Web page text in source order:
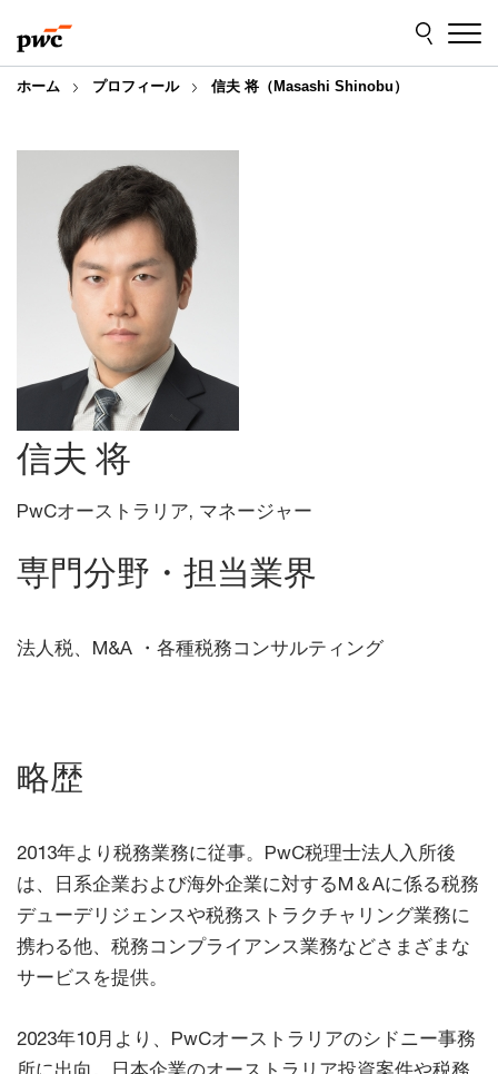
to
content
to
footer
ホーム プロフィール 信夫 将（Masashi Shinobu）
信夫 将
PwCオーストラリア, マネージャー
専門分野・担当業界
法人税、M&A ・各種税務コンサルティング
略歴
2013年より税務業務に従事。PwC税理士法人入所後
は、日系企業および海外企業に対するM＆Aに係る税務
デューデリジェンスや税務ストラクチャリング業務に
携わる他、税務コンプライアンス業務などさまざまな
サービスを提供。
2023年10月より、PwCオーストラリアのシドニー事務
所に出向。日本企業のオーストラリア投資案件や税務